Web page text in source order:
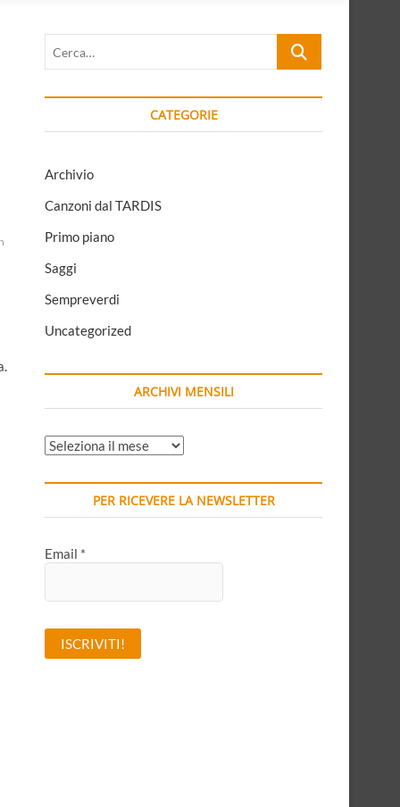
Cerca…
CATEGORIE
Archivio
Canzoni dal TARDIS
Primo piano
Saggi
Sempreverdi
Uncategorized
ARCHIVI MENSILI
ARCHIVI
PER RICEVERE LA NEWSLETTER
Email *